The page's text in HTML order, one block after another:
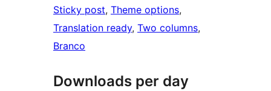
Sticky post, Theme options
Translation ready, Two columns
Branco
Downloads per day